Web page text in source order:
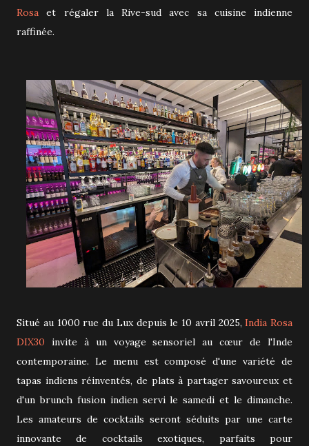
Rosa et régaler la Rive-sud avec sa cuisine indienne
raffinée.
Situé au 1000 rue du Lux depuis le 10 avril 2025,India Rosa
DIX30 invite à un voyage sensoriel au cœur de l'Inde
contemporaine. Le menu est composé d'une variété de
tapas indiens réinventés, de plats à partager savoureux et
d'un brunch fusion indien servi le samedi et le dimanche.
Les amateurs de cocktails seront séduits par une carte
innovante de cocktails exotiques, parfaits pour